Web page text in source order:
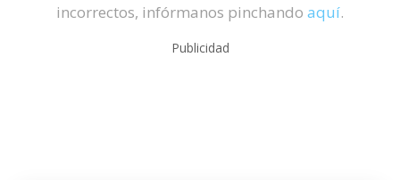
incorrectos, infórmanos pinchando aquí.
Publicidad